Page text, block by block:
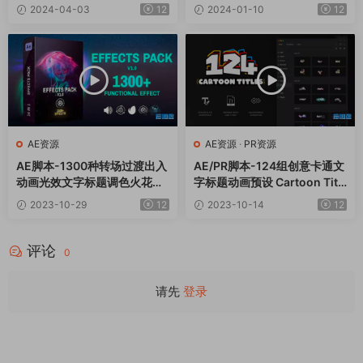
2024-04-03 12 2024-01-10 12
AE资源
AE脚本-1300种转场过渡出入
动画光效文字标题调色火花雨
雪特效预设包Effects Pack V
2
2023-10-29 12
AE资源 · PR资源
AE/PR脚本-124组创意卡通文
字标题动画预设 Cartoon Titl
es 2023-10-14 12
评论 0
请先 登录